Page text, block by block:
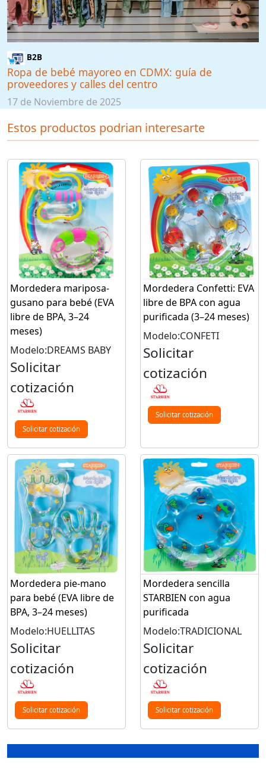
B2B
Ropa de bebé mayoreo en CDMX: guía de
proveedores y calles del centro
17 de Noviembre de 2025
Estos productos podrian interesarte
Mordedera mariposa-
gusano para bebé (EVA
libre de BPA, 3–24
meses)
Modelo:DREAMS BABY
Solicitar
cotización
Solicitar cotización
Mordedera Confetti: EVA
libre de BPA con agua
purificada (3–24 meses)
Modelo:CONFETI
Solicitar
cotización
Solicitar cotización
Mordedera pie-mano
para bebé (EVA libre de
BPA, 3–24 meses)
Modelo:HUELLITAS
Solicitar
cotización
Solicitar cotización
Mordedera sencilla
STARBIEN con agua
purificada
Modelo:TRADICIONAL
Solicitar
cotización
Solicitar cotización